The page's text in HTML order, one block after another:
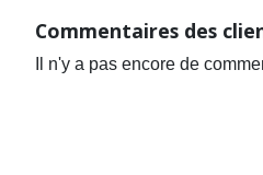
Commentaires des
Il n'y a pas encore de